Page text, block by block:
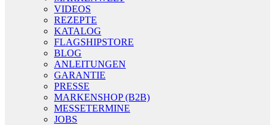
VIDEOS
REZEPTE
KATALOG
FLAGSHIPSTORE
BLOG
ANLEITUNGEN
GARANTIE
PRESSE
MARKENSHOP (B2B)
MESSETERMINE
JOBS